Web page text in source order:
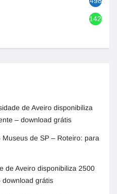
1420
de Aveiro disponibiliza
– download grátis
Museus de SP – Roteiro: para
de Aveiro disponibiliza 2500
download grátis